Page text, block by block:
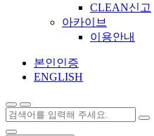
CLEAN신고
아카이브
이용안내
본인인증
ENGLISH